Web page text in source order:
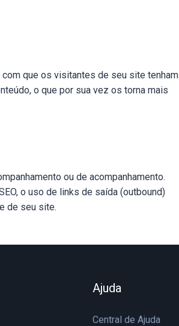
que os visitantes de seu site tenham
o que por sua vez os torna mais
ou de acompanhamento.
o uso de links de saída (outbound)
de seu site.
Ajuda
Central de Ajuda